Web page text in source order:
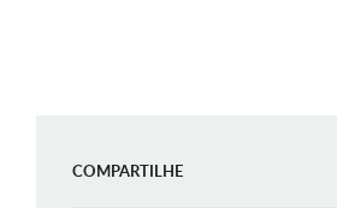
COMPARTILHE